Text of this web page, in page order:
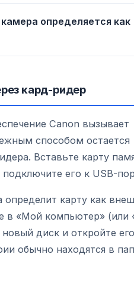
определяется как
кард-ридер
Canon вызывает
способом остается
Вставьте карту
его к USB-
определит карту как
в «Мой компьютер» (или
диск и откройте его
обычно находятся в